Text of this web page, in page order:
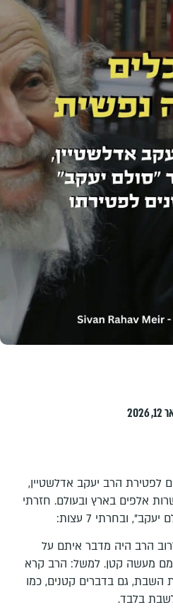
ימלאו 9 שנים לפטירת הרב יעקב אדלשטיין,
אלפים בארץ ובעולם. חזרתי
ובחרתי 7 עצות:
הרב היה מדבר איתם על
מעשה קטן. למשל: הרב קרא
גם בדברים קטנים, כמו
בלבד.